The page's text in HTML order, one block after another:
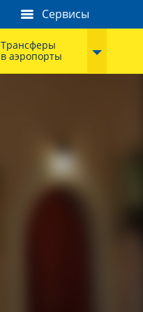
Сервисы
Трансферы
в аэропорты